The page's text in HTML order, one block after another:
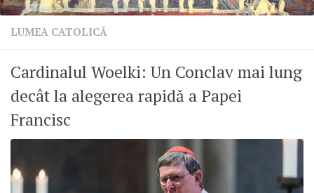
LUMEA CATOLICĂ
Cardinalul Woelki: Un Conclav mai lung
decât la alegerea rapidă a Papei
Francisc